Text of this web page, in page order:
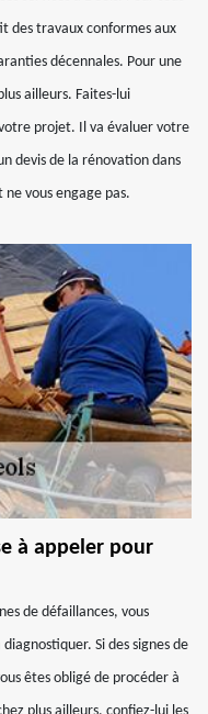
des travaux conformes aux
décennales. Pour une
ailleurs. Faites-lui
projet. Il va évaluer votre
devis de la rénovation dans
vous engage pas.
à appeler pour
de défaillances, vous
Si des signes de
êtes obligé de procéder à